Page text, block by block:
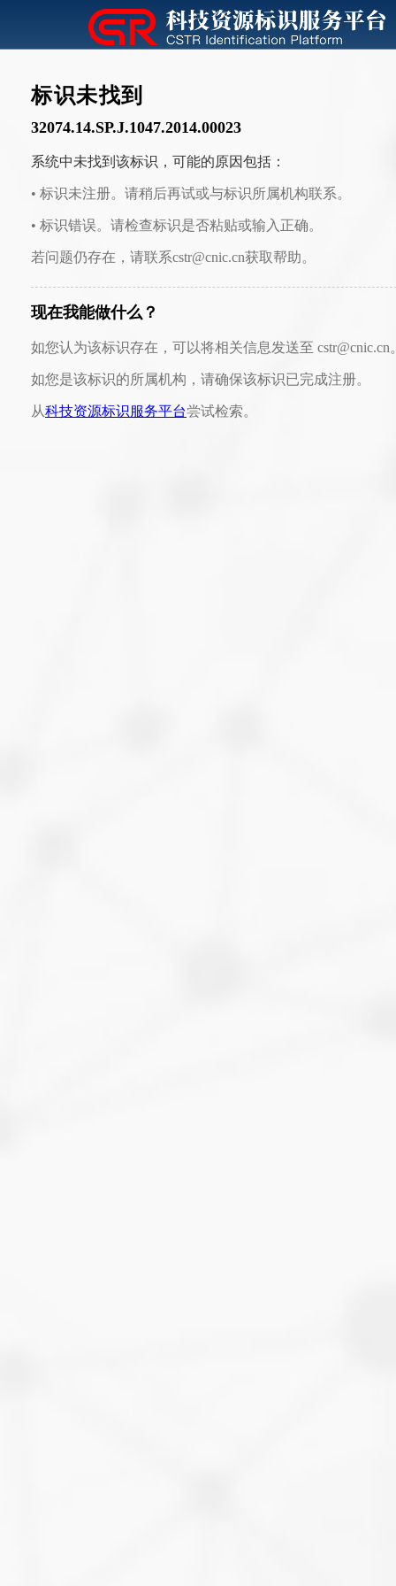
标识未找到
32074.14.SP.J.1047.2014.00023
系统中未找到该标识，可能的原因包括：
• 标识未注册。请稍后再试或与标识所属机构联系。
• 标识错误。请检查标识是否粘贴或输入正确。
若问题仍存在，请联系cstr@cnic.cn获取帮助。
现在我能做什么？
如您认为该标识存在，可以将相关信息发送至 cstr@cnic.cn
如您是该标识的所属机构，请确保该标识已完成注册。
从科技资源标识服务平台尝试检索。